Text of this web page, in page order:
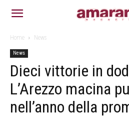
Home News
News
Dieci vittorie in
L’Arezzo macina
nell’anno della